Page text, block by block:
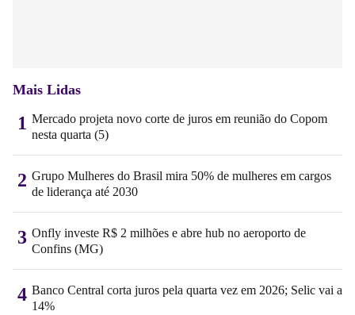
Mais Lidas
1 Mercado projeta novo corte de juros em reunião do Copom
nesta quarta (5)
2 Grupo Mulheres do Brasil mira 50% de mulheres em cargos
de liderança até 2030
3 Onfly investe R$ 2 milhões e abre hub no aeroporto de
Confins (MG)
4 Banco Central corta juros pela quarta vez em 2026; Selic vai a
14%